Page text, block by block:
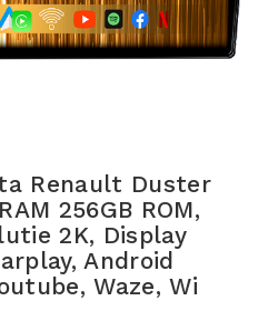
Renault Duster
256GB ROM,
2K, Display
Android
Waze, Wi